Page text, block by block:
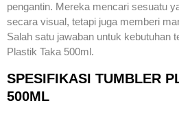
pengantin. Mereka mencari sesuatu
secara visual, tetapi juga memberi
Salah satu jawaban untuk kebutuhan
Plastik Taka 500ml.
SPESIFIKASI TUMBLER
500ML